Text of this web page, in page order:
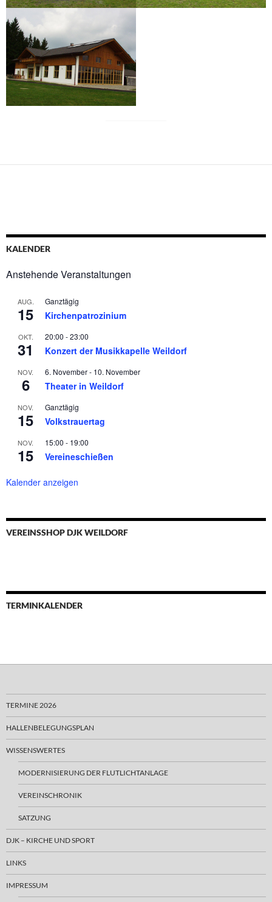
KALENDER
Anstehende Veranstaltungen
AUG.
15
Ganztägig
Kirchenpatrozinium
OKT.
31
20:00 -23:00
Konzert der Musikkapelle Weildorf
NOV.
6
6. November- 10. November
Theater in Weildorf
NOV.
15
Ganztägig
Volkstrauertag
NOV.
15
15:00 - 19:00
Vereineschießen
Kalender anzeigen
VEREINSSHOP DJK WEILDORF
TERMINKALENDER
TERMINE 2026
HALLENBELEGUNGSPLAN
WISSENSWERTES
MODERNISIERUNG DER FLUTLICHTANLAGE
VEREINSCHRONIK
SATZUNG
DJK – KIRCHE UND SPORT
LINKS
IMPRESSUM